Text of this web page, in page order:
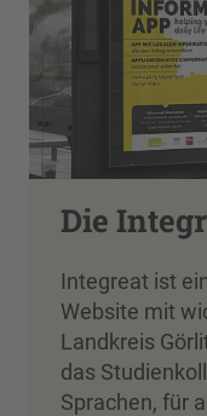
Die
Integreat ist
Website mit
Landkreis
das
Sprachen, für